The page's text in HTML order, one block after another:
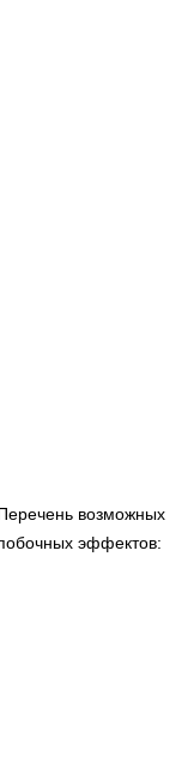
возможных
эффектов: